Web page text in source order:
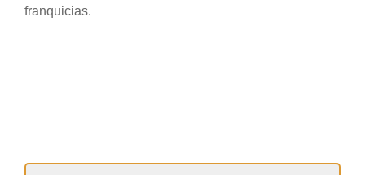
franquicias.